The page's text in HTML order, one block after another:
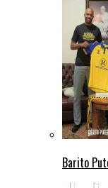
Barito